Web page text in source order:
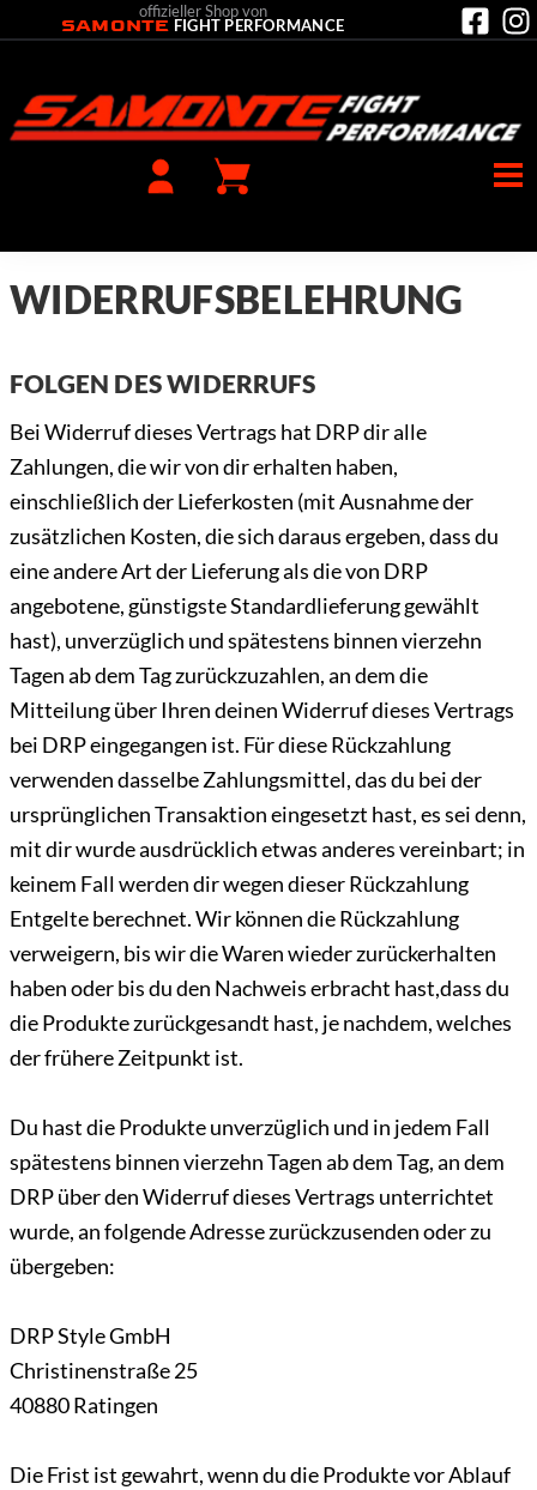
offizieller Shop von
SAMONTE FIGHT PERFORMANCE
WIDERRUFS­BELEHRUNG
FOLGEN DES WIDERRUFS
Bei Widerruf dieses Vertrags hat DRP dir alle
Zahlungen, die wir von dir erhalten haben,
einschließlich der Lieferkosten (mit Ausnahme der
zusätzlichen Kosten, die sich daraus ergeben, dass du
eine andere Art der Lieferung als die von DRP
angebotene, günstigste Standardlieferung gewählt
hast), unverzüglich und spätestens binnen vierzehn
Tagen ab dem Tag zurückzuzahlen, an dem die
Mitteilung über Ihren deinen Widerruf dieses Vertrags
bei DRP eingegangen ist. Für diese Rückzahlung
verwenden dasselbe Zahlungsmittel, das du bei der
ursprünglichen Transaktion eingesetzt hast, es sei denn,
mit dir wurde ausdrücklich etwas anderes vereinbart; in
keinem Fall werden dir wegen dieser Rückzahlung
Entgelte berechnet. Wir können die Rückzahlung
verweigern, bis wir die Waren wieder zurückerhalten
haben oder bis du den Nachweis erbracht hast,dass du
die Produkte zurückgesandt hast, je nachdem, welches
der frühere Zeitpunkt ist.
Du hast die Produkte unverzüglich und in jedem Fall
spätestens binnen vierzehn Tagen ab dem Tag, an dem
DRP über den Widerruf dieses Vertrags unterrichtet
wurde, an folgende Adresse zurückzusenden oder zu
übergeben:
DRP Style GmbH
Christinenstraße 25
40880 Ratingen
Die Frist ist gewahrt, wenn du die Produkte vor Ablauf